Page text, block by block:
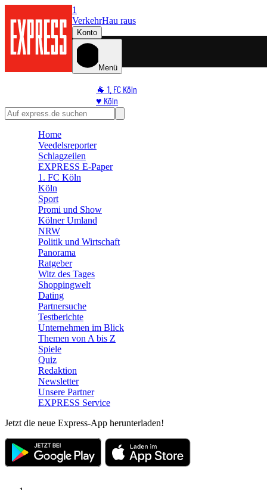
1
VerkehrHau raus
Konto
Menü
🐐 1. FC Köln
♥️ Köln
⭐ Promi
🛒 Shoppingwelt
Home
Veedelsreporter
Schlagzeilen
EXPRESS E-Paper
1. FC Köln
Köln
Sport
Promi und Show
Kölner Umland
NRW
Politik und Wirtschaft
Panorama
Ratgeber
Witz des Tages
Shoppingwelt
Dating
Partnersuche
Testberichte
Unternehmen im Blick
Themen von A bis Z
Spiele
Quiz
Redaktion
Newsletter
Unsere Partner
EXPRESS Service
Jetzt die neue Express-App herunterladen!